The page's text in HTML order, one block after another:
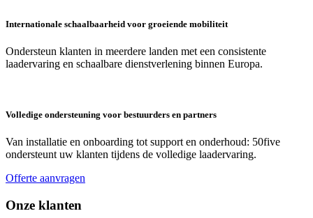
Internationale schaalbaarheid voor groeiende mobiliteit
Ondersteun klanten in meerdere landen met een consistente
laadervaring en schaalbare dienstverlening binnen Europa.
Volledige ondersteuning voor bestuurders en partners
Van installatie en onboarding tot support en onderhoud: 50five
ondersteunt uw klanten tijdens de volledige laadervaring.
Offerte aanvragen
Onze klanten